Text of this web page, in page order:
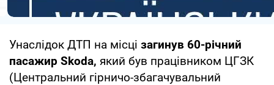
Унаслідок ДТП на місці загинув 60-річний
пасажир Skoda, який був працівником ЦГЗК
(Центральний гірничо-збагачувальний